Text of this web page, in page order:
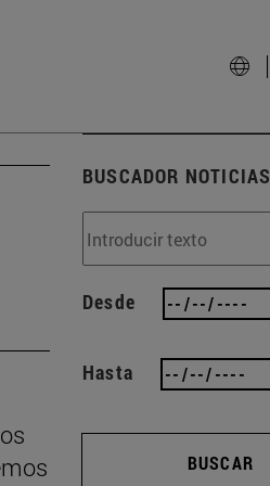
BUSCADOR NOTICIAS
Desde
Hasta
BUSCAR